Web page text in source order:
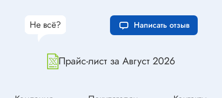
Прайс-лист за Август 2026
Не всё? Написать отзыв